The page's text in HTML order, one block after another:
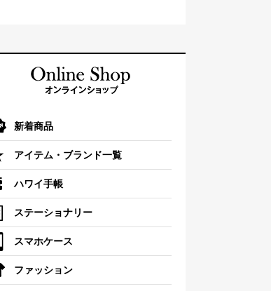
新着商品
アイテム・ブランド一覧
ハワイ手帳
ステーショナリー
スマホケース
ファッション